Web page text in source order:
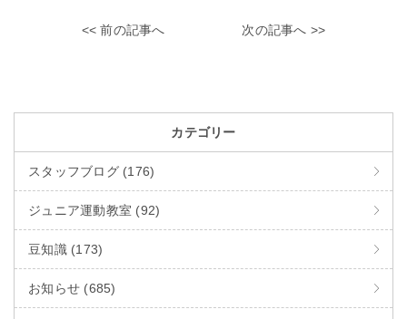
<< 前の記事へ 次の記事へ >>
カテゴリー
スタッフブログ (176)
ジュニア運動教室 (92)
豆知識 (173)
お知らせ (685)